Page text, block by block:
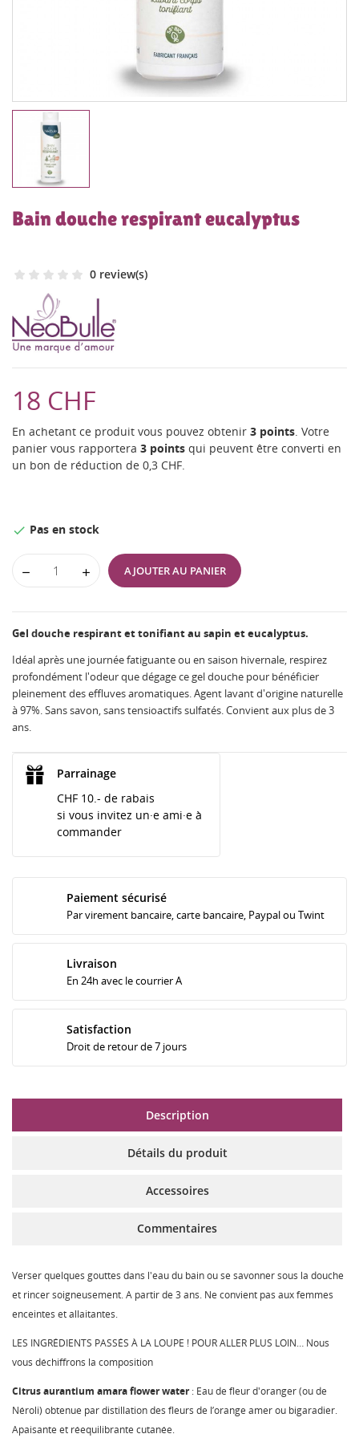
Bain douche respirant eucalyptus
0 review(s)
18 CHF
En achetant ce produit vous pouvez obtenir 3 points. Votre
panier vous rapportera 3 points qui peuvent être converti en
un bon de réduction de 0,3 CHF.
 Pas en stock
AJOUTER AU PANIER
Gel douche respirant et tonifiant au sapin et eucalyptus.
Idéal après une journée fatiguante ou en saison hivernale, respirez
profondément l'odeur que dégage ce gel douche pour bénéficier
pleinement des effluves aromatiques. Agent lavant d'origine naturelle
à 97%. Sans savon, sans tensioactifs sulfatés. Convient aux plus de 3
ans.
Parrainage
CHF 10.- de rabais
si vous invitez un·e ami·e à
commander
Paiement sécurisé
Par virement bancaire, carte bancaire, Paypal ou Twint
Livraison
En 24h avec le courrier A
Satisfaction
Droit de retour de 7 jours
Description
Détails du produit
Accessoires
Commentaires
Verser quelques gouttes dans l'eau du bain ou se savonner sous la douche
et rincer soigneusement. A partir de 3 ans. Ne convient pas aux femmes
enceintes et allaitantes.
LES INGRÉDIENTS PASSÉS À LA LOUPE ! POUR ALLER PLUS LOIN… Nous
vous déchiffrons la composition
Citrus aurantium amara flower water: Eau de fleur d'oranger (ou de
Néroli) obtenue par distillation des fleurs de l’orange amer ou bigaradier.
Apaisante et réequilibrante cutanée.